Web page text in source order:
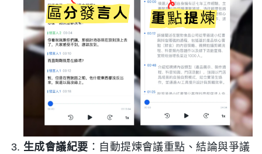
生成會議紀要 ：自動提煉會議重點、結論與爭議